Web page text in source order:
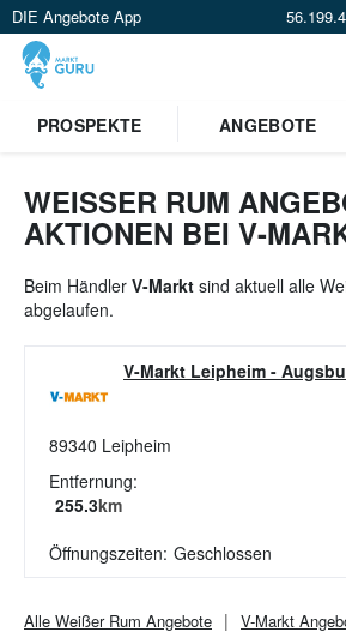
DIE Angebote App
Standort festlegen
PROSPEKTE ANGEBOTE
WEISSER RUM
KTIONEN BEI V-
Beim Händler V-Markt sind aktuell alle
abgelaufen.
V-Markt Leipheim -
89340 Leipheim
Entfernung:
255.3km
Öffnungszeiten: Geschlossen
Alle Weißer Rum Angebote V-Markt